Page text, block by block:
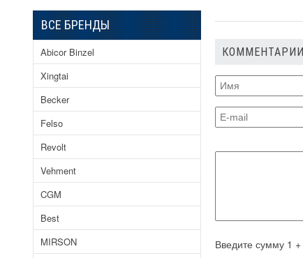
ВСЕ БРЕНДЫ
Abicor Binzel
Xingtai
Becker
Felso
Revolt
Vehment
CGM
Best
MIRSON
КОММЕНТАРИИ
Введите сумму 1